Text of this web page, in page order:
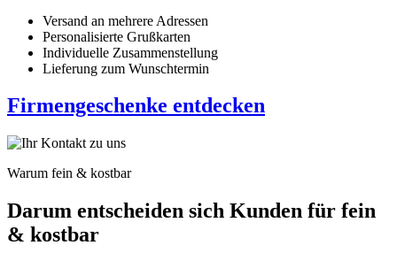
Versand an mehrere Adressen
Personalisierte Grußkarten
Individuelle Zusammenstellung
Lieferung zum Wunschtermin
Firmengeschenke entdecken
Warum fein & kostbar
Darum entscheiden sich Kunden für fein
& kostbar